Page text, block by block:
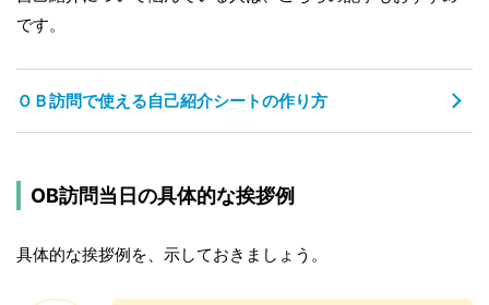
です。
ＯＢ訪問で使える自己紹介シートの作り方
OB訪問当日の具体的な挨拶例
具体的な挨拶例を、示しておきましょう。